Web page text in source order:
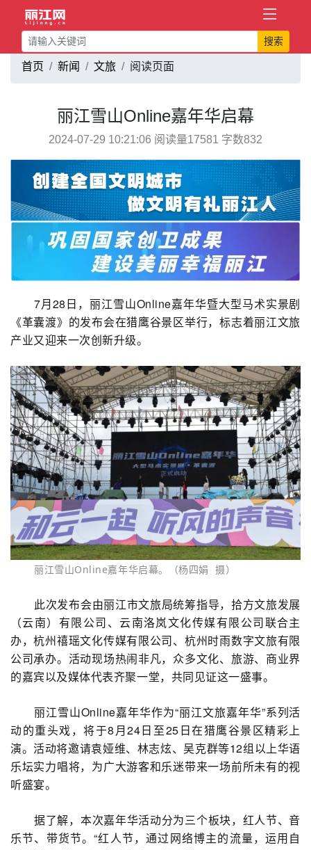
搜索
首页 新闻 文旅 阅读页面
丽江雪山Online嘉年华启幕
2024-07-29 10:21:06 阅读量17581 字数832
7月28日，丽江雪山Online嘉年华暨大型马术实景剧
《革囊渡》的发布会在猎鹰谷景区举行，标志着丽江文旅
产业又迎来一次创新升级。
丽江雪山Online嘉年华启幕。（杨四娟 摄）
此次发布会由丽江市文旅局统筹指导，拾方文旅发展
（云南）有限公司、云南洛岚文化传媒有限公司联合主
办，杭州禧瑶文化传媒有限公司、杭州时雨数字文旅有限
公司承办。活动现场热闹非凡，众多文化、旅游、商业界
的嘉宾以及媒体代表齐聚一堂，共同见证这一盛事。
丽江雪山Online嘉年华作为“丽江文旅嘉年华”系列活
动的重头戏，将于8月24日至25日在猎鹰谷景区精彩上
演。活动将邀请袁娅维、林志炫、吴克群等12组以上华语
乐坛实力唱将，为广大游客和乐迷带来一场前所未有的视
听盛宴。
据了解，本次嘉年华活动分为三个板块，红人节、音
乐节、带货节。“红人节，通过网络博主的流量，运用自